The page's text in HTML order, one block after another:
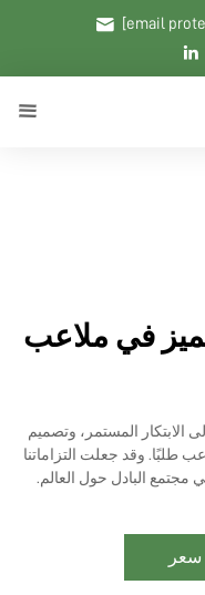
[email
في ملاعب
الابتكار المستمر، وتصميم
طلبًا. وقد جعلت التزاماتنا
مجتمع البادل حول العالم.